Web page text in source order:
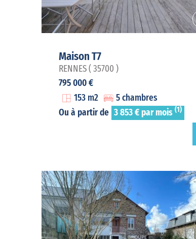
Maison T7
RENNES ( 35700 )
795 000 €
153 m2
5 chambres
Ou à partir de 3 853 € par mois (1)